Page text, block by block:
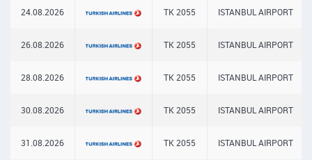
24.08.2026 TK 2055 ISTANBUL AIRPORT
26.08.2026 TK 2055 ISTANBUL AIRPORT
28.08.2026 TK 2055 ISTANBUL AIRPORT
30.08.2026 TK 2055 ISTANBUL AIRPORT
31.08.2026 TK 2055 ISTANBUL AIRPORT